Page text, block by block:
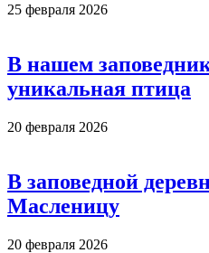
25 февраля 2026
В нашем
уникальная птица
20 февраля 2026
В заповедной
Масленицу
20 февраля 2026